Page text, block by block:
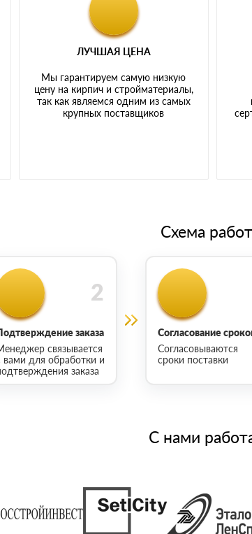
ЛУЧШАЯ ЦЕНА
Мы гарантируем самую низкую
цену на кирпич и стройматериалы,
так как являемся одним из самых
крупных поставщиков
Схема
заказа
связывается
вами для обработки и
заказа
Согласование
Согласовываются
сроки поставки
С нами